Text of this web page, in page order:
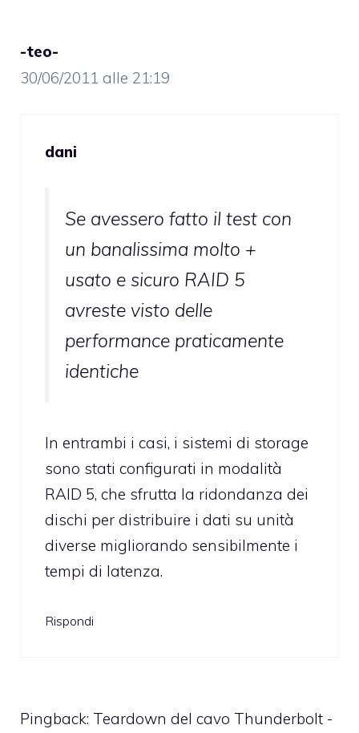
-teo-
30/06/2011 alle 21:19
dani
Se avessero fatto il test con
un banalissima molto +
usato e sicuro RAID 5
avreste visto delle
performance praticamente
identiche
In entrambi i casi, i sistemi di storage
sono stati configurati in modalità
RAID 5, che sfrutta la ridondanza dei
dischi per distribuire i dati su unità
diverse migliorando sensibilmente i
tempi di latenza.
Rispondi
Pingback: Teardown del cavo Thunderbolt -